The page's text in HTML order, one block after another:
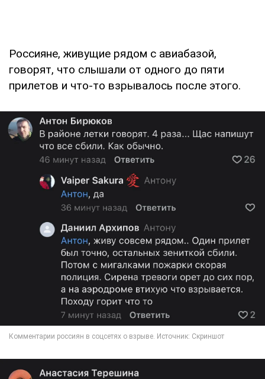
Россияне, живущие рядом с авиабазой,
говорят, что слышали от одного до пяти
прилетов и что-то взрывалось после этого.